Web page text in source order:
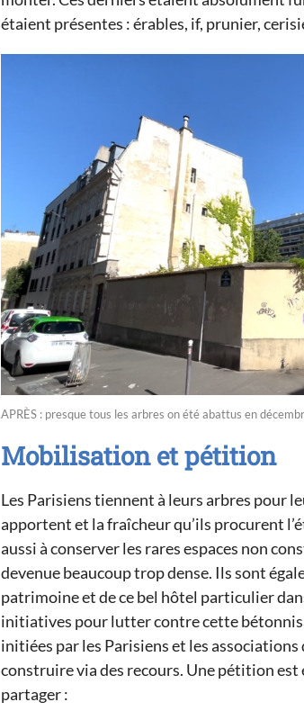
étaient présentes : érables, if, prunier,
APRÈS : presque tous les arbres on été abattus en
Mobilisation et pétition
Les Parisiens tiennent à leurs arbres pour
apportent et la fraîcheur qu’ils procurent
aussi à conserver les rares espaces non
devenue beaucoup trop dense. Ils sont
patrimoine et de ce bel hôtel particulier
initiatives pour lutter contre cette
initiées par les Parisiens et les
construire via des recours. Une pétition est
partager :